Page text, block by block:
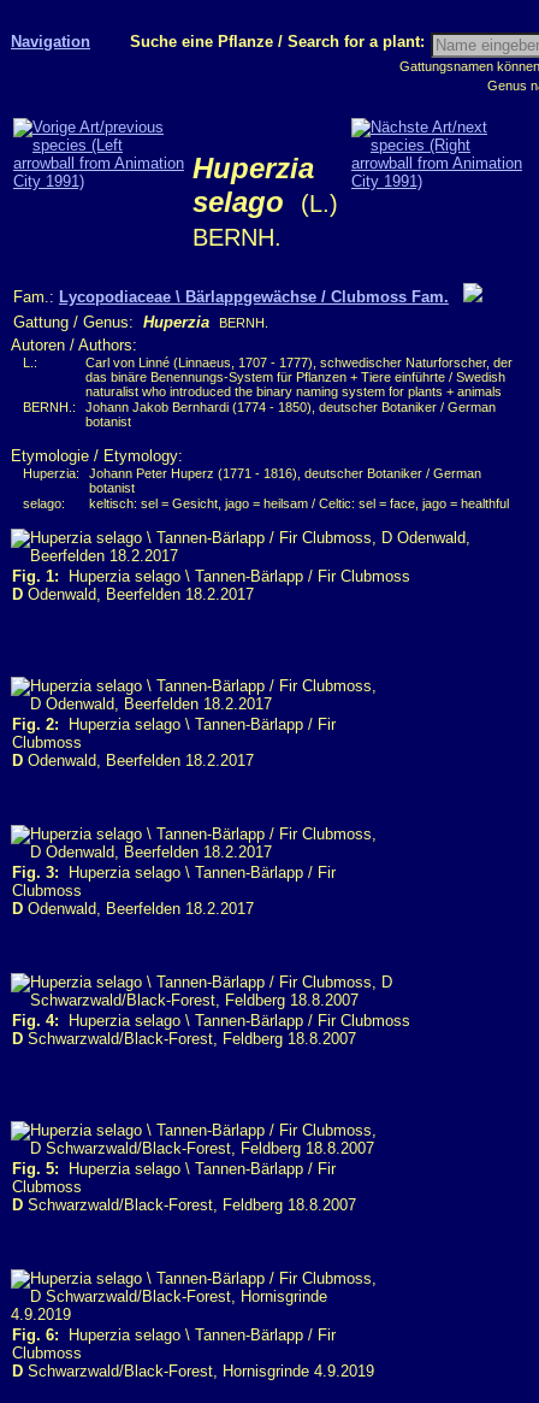
Navigation Suche eine Pflanze / Search for a plant:
Gattungsnamen
Genus
Huperzia
selago
(L.)
BERNH.
Fam.: Lycopodiaceae \ Bärlappgewächse / Clubmoss Fam.
Gattung / Genus: Huperzia BERNH.
Autoren / Authors:
L.:
Carl von Linné (Linnaeus, 1707 - 1777), schwedischer Naturforscher, der
das binäre Benennungs-System für Pflanzen + Tiere einführte / Swedish
naturalist who introduced the binary naming system for plants + animals
BERNH.:
Johann Jakob Bernhardi (1774 - 1850), deutscher Botaniker / German
botanist
Etymologie / Etymology:
Huperzia:
Johann Peter Huperz (1771 - 1816), deutscher Botaniker / German
botanist
selago:
keltisch: sel = Gesicht, jago = heilsam / Celtic: sel = face, jago = healthful
Fig. 1: Huperzia selago \ Tannen-Bärlapp / Fir Clubmoss
D Odenwald, Beerfelden 18.2.2017
Fig. 2: Huperzia selago \ Tannen-Bärlapp / Fir
Clubmoss
D Odenwald, Beerfelden 18.2.2017
Fig. 3: Huperzia selago \ Tannen-Bärlapp / Fir
Clubmoss
D Odenwald, Beerfelden 18.2.2017
Fig. 4: Huperzia selago \ Tannen-Bärlapp / Fir Clubmoss
D Schwarzwald/Black-Forest, Feldberg 18.8.2007
Fig. 5: Huperzia selago \ Tannen-Bärlapp / Fir
Clubmoss
D Schwarzwald/Black-Forest, Feldberg 18.8.2007
Fig. 6: Huperzia selago \ Tannen-Bärlapp / Fir
Clubmoss
D Schwarzwald/Black-Forest, Hornisgrinde 4.9.2019